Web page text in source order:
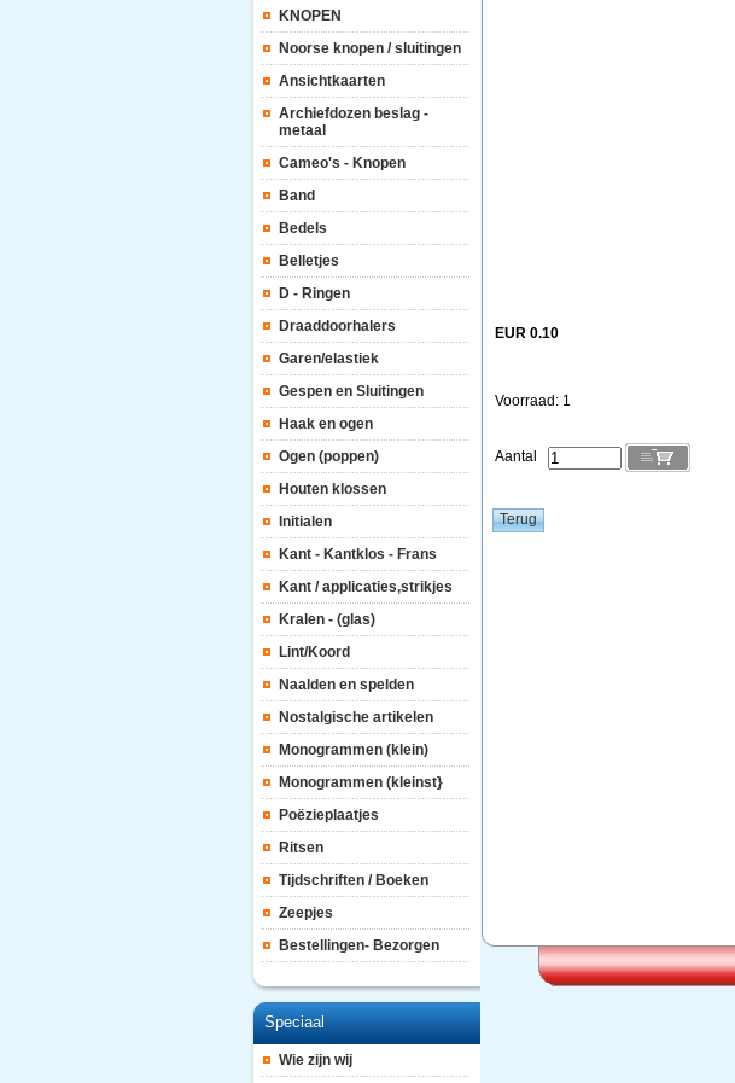
KNOPEN
Noorse knopen / sluitingen
Ansichtkaarten
Archiefdozen beslag -
metaal
Cameo's - Knopen
Band
Bedels
Belletjes
D - Ringen
Draaddoorhalers
Garen/elastiek
Gespen en Sluitingen
Haak en ogen
Ogen (poppen)
Houten klossen
Initialen
Kant - Kantklos - Frans
Kant / applicaties,strikjes
Kralen - (glas)
Lint/Koord
Naalden en spelden
Nostalgische artikelen
Monogrammen (klein)
Monogrammen (kleinst}
Poëzieplaatjes
Ritsen
Tijdschriften / Boeken
Zeepjes
Bestellingen- Bezorgen
Speciaal
Wie zijn wij
EUR 0.10
Voorraad: 1
Aantal